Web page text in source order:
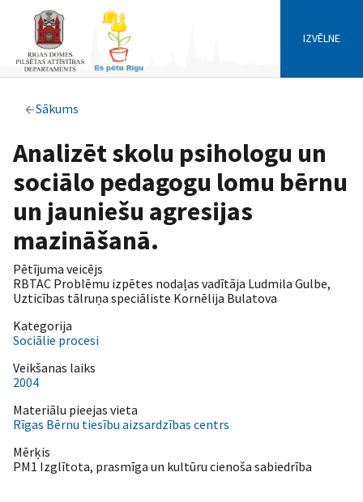
IZVĒLNE
Sākums
Analizēt skolu psihologu un
sociālo pedagogu lomu bērnu
un jauniešu agresijas
mazināšanā.
Pētījuma veicējs
RBTAC Problēmu izpētes nodaļas vadītāja Ludmila Gulbe,
Uzticības tālruņa speciāliste Kornēlija Bulatova
Kategorija
Sociālie procesi
Veikšanas laiks
2004
Materiālu pieejas vieta
Rīgas Bērnu tiesību aizsardzības centrs
Mērķis
PM1 Izglītota, prasmīga un kultūru cienoša sabiedrība